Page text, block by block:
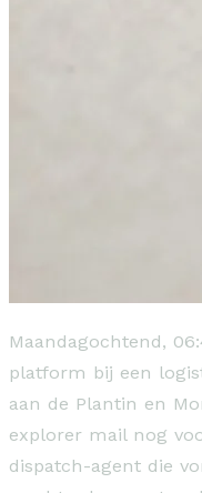
Maandagochtend,
platform bij een
aan de Plantin en
explorer mail nog
dispatch-agent die